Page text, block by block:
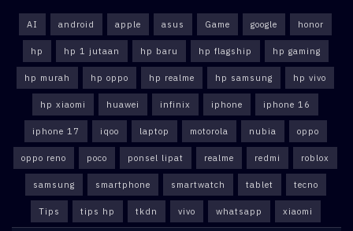
AI android apple asus Game google honor
hp hp 1 jutaan hp baru hp flagship hp gaming
hp murah hp oppo hp realme hp samsung hp vivo
hp xiaomi huawei infinix iphone iphone 16
iphone 17 iqoo laptop motorola nubia oppo
oppo reno poco ponsel lipat realme redmi roblox
samsung smartphone smartwatch tablet tecno
Tips tips hp tkdn vivo whatsapp xiaomi